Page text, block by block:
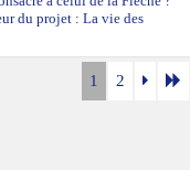
du projet : La vie des
1 2